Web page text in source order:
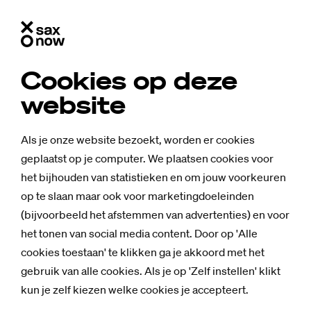
Cookies op deze
website
Als je onze website bezoekt, worden er cookies
geplaatst op je computer. We plaatsen cookies voor
het bijhouden van statistieken en om jouw voorkeuren
op te slaan maar ook voor marketingdoeleinden
(bijvoorbeeld het afstemmen van advertenties) en voor
het tonen van social media content. Door op 'Alle
cookies toestaan' te klikken ga je akkoord met het
gebruik van alle cookies. Als je op 'Zelf instellen' klikt
kun je zelf kiezen welke cookies je accepteert.